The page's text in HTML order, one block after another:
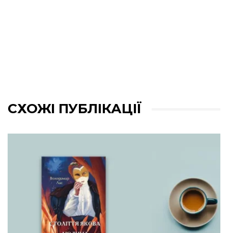
СХОЖІ ПУБЛІКАЦІЇ